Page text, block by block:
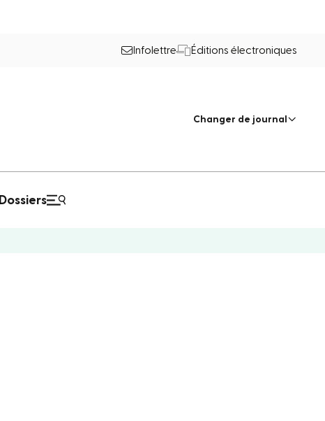
Infolettre Éditions électroniques
Changer de journal
Dossiers